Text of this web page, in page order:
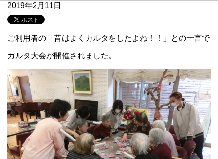
2019年2月11日
ご利用者の「昔はよくカルタをしたよね！！」との一言で
カルタ大会が開催されました。